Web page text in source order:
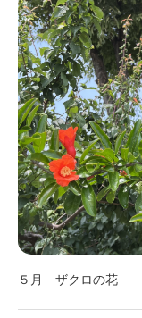
５月 ザクロの花